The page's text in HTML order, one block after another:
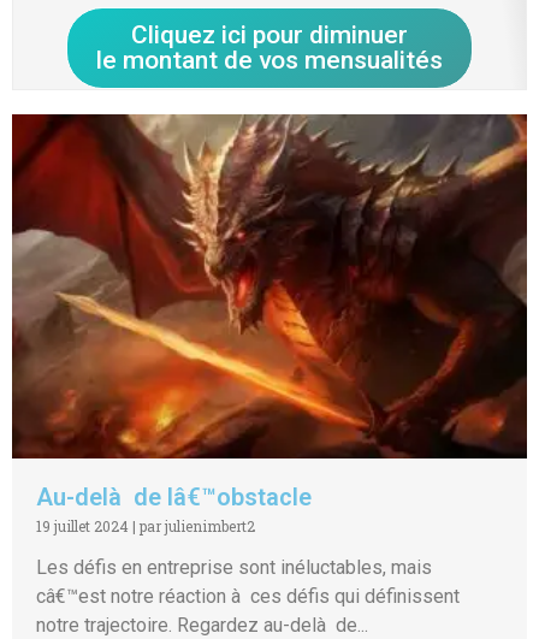
Cliquez ici pour diminuer
le montant de vos mensualités
Au-delà de lâ€™obstacle
19 juillet 2024 | par julienimbert2
Les défis en entreprise sont inéluctables, mais
câ€™est notre réaction à ces défis qui définissent
notre trajectoire. Regardez au-delà de...